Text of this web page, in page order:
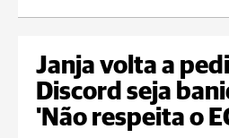
Janja volta a
Discord seja
'Não respeita o